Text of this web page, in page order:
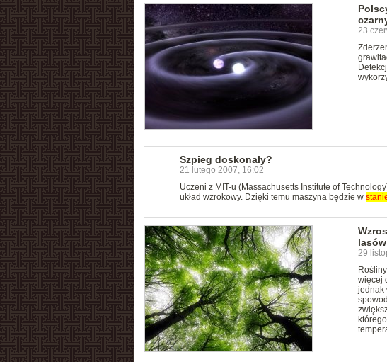
23
Szpieg doskonały?
21 lutego 2007, 16:02
Uczeni z MIT-u (Massachusetts Institute of
układ wzrokowy. Dzięki temu maszyna będzie w
lasów
29
więcej
jednak